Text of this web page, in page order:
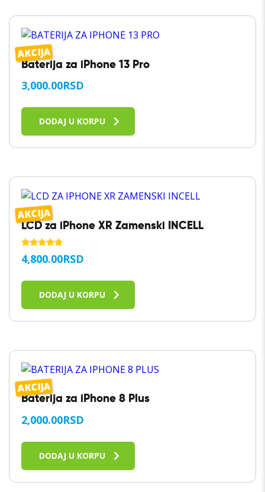
AKCIJA
Baterija za iPhone 13 Pro
3,000.00RSD
DODAJ U KORPU
AKCIJA
LCD za iPhone XR Zamenski INCELL
OCENJENO
SA
4,800.00RSD
DODAJ U KORPU
AKCIJA
Baterija za iPhone 8 Plus
2,000.00RSD
DODAJ U KORPU